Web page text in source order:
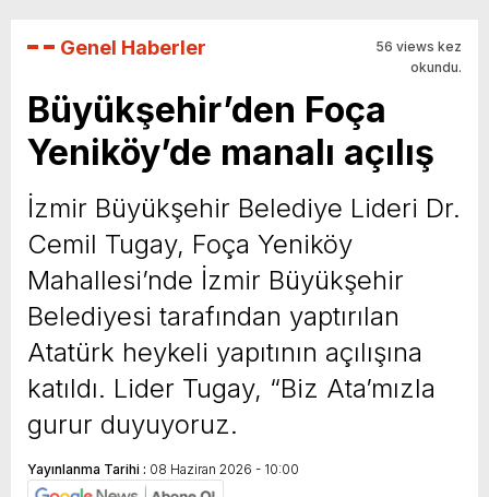
Genel Haberler
56 views kez
okundu.
Büyükşehir’den Foça
Yeniköy’de manalı açılış
İzmir Büyükşehir Belediye Lideri Dr.
Cemil Tugay, Foça Yeniköy
Mahallesi’nde İzmir Büyükşehir
Belediyesi tarafından yaptırılan
Atatürk heykeli yapıtının açılışına
katıldı. Lider Tugay, “Biz Ata’mızla
gurur duyuyoruz.
Yayınlanma Tarihi : 08 Haziran 2026 - 10:00